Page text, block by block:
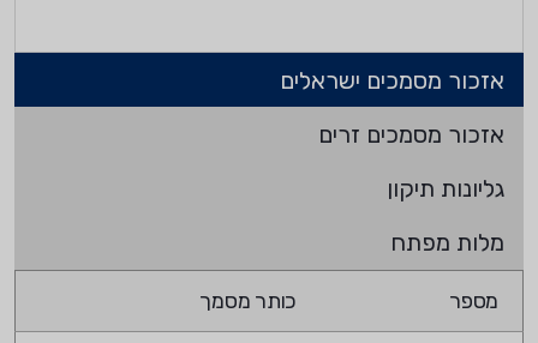
אזכור מסמכים ישראלים
אזכור מסמכים זרים
גליונות תיקון
מלות מפתח
מספר כותר מסמך